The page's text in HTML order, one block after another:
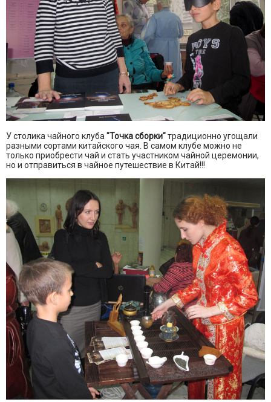
У столика чайного клуба "Точка сборки"традиционно угощали
разными сортами китайского чая. В самом клубе можно не
только приобрести чай и стать участником чайной церемонии,
но и отправиться в чайное путешествие в Китай!!!